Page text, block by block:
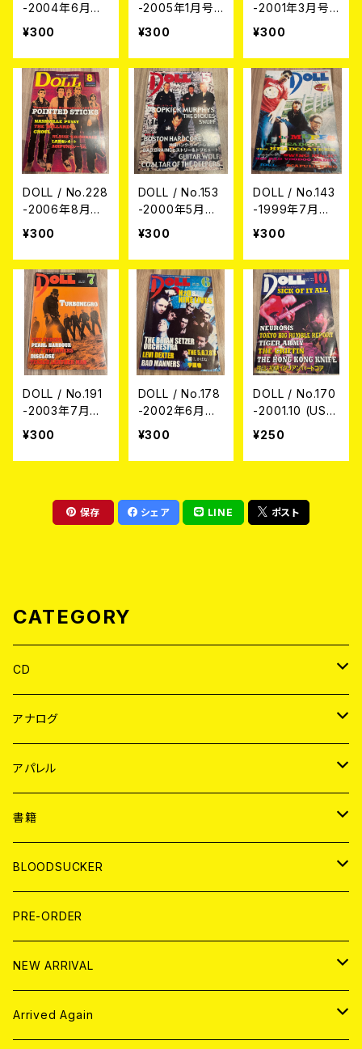
-2004年6月号-
(USED/MAGAZ
¥300
-2005年1月号-
(USED/MAGAZ
¥300
-2001年3月号-
(USED/MAGAZ
¥300
DOLL / No.228
-2006年8月号-
(USED/MAGAZ
¥300
DOLL / No.153
-2000年5月号-
(USED/MAGAZ
¥300
DOLL / No.143
-1999年7月号-
(USED/MAGAZ
¥300
DOLL / No.191
-2003年7月号-
(USED/MAGAZ
¥300
DOLL / No.178
-2002年6月号-
(USED/MAGAZ
¥300
DOLL / No.170
-2001.10 (USE
D/MAGAZINE)
¥250
保存 シェア LINE ポスト
CATEGORY
CD
JAPAN
WORLD
アナログ
JAPAN
７EP
LP
WORLD
7EP
LP
アパレル
JAPAN
T-shirt
HOOD
WORLD
T-shirt
HOOD
書籍
MAGAZINE
BOLLOCKS
EL ZINE
写真集 (PHOTOBOOK)
BLOODSUCKER
CD
アナログ
アパレル
PRE-ORDER
NEW ARRIVAL
CD
Arrived Again